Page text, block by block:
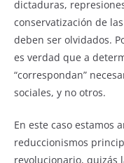
dictaduras,
conservatización de
deben ser olvidados.
es verdad que a
“correspondan”
sociales, y no otros.
En este caso estamos
reduccionismos
revolucionario, quizás